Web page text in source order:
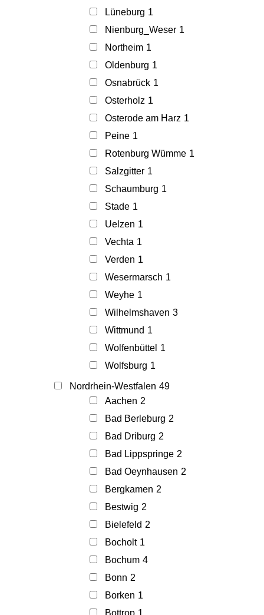
Lüneburg 1
Nienburg_Weser 1
Northeim 1
Oldenburg 1
Osnabrück 1
Osterholz 1
Osterode am Harz 1
Peine 1
Rotenburg Wümme 1
Salzgitter 1
Schaumburg 1
Stade 1
Uelzen 1
Vechta 1
Verden 1
Wesermarsch 1
Weyhe 1
Wilhelmshaven 3
Wittmund 1
Wolfenbüttel 1
Wolfsburg 1
Nordrhein-Westfalen 49
Aachen 2
Bad Berleburg 2
Bad Driburg 2
Bad Lippspringe 2
Bad Oeynhausen 2
Bergkamen 2
Bestwig 2
Bielefeld 2
Bocholt 1
Bochum 4
Bonn 2
Borken 1
Bottrop 1